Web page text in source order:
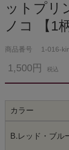
ットプ
ノコ 【1
商品番号 1-016-
1,500円 税込
カラー
B.レッド・ブル